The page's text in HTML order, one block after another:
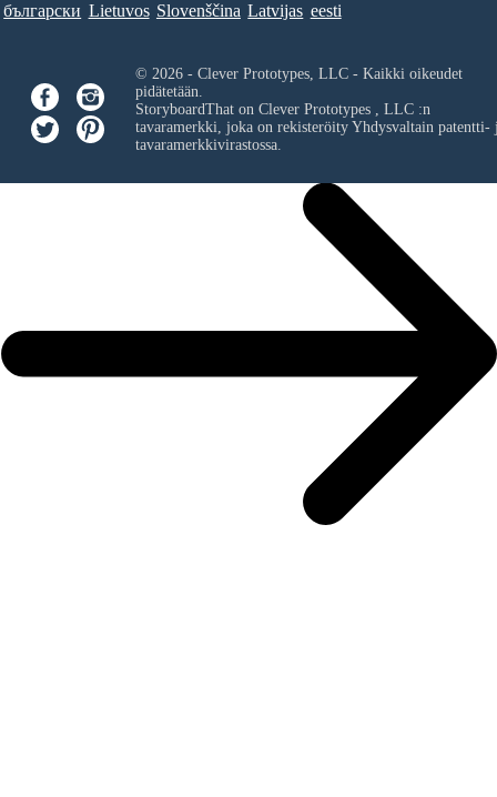
български Lietuvos Slovenščina Latvijas eesti
© 2026 - Clever Prototypes, LLC - Kaikki oikeudet
pidätetään.
StoryboardThat on Clever Prototypes , LLC:n
tavaramerkki, joka on rekisteröity Yhdysvaltain patentti-
tavaramerkkivirastossa.